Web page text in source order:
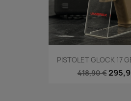
PISTOLET GLOCK 17
418,90 €